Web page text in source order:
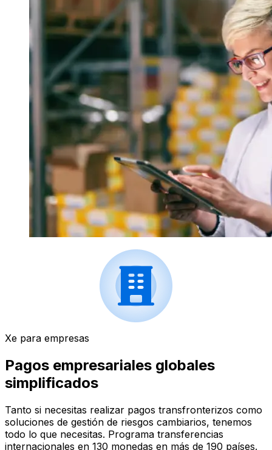
Xe para empresas
Pagos empresariales globales
simplificados
Tanto si necesitas realizar pagos transfronterizos como
soluciones de gestión de riesgos cambiarios, tenemos
todo lo que necesitas. Programa transferencias
internacionales en 130 monedas en más de 190 países.